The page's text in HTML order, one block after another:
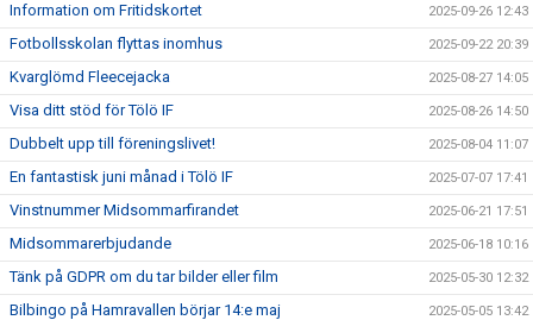
Information om Fritidskortet 2025-09-26 12:43
Fotbollsskolan flyttas inomhus 2025-09-22 20:39
Kvarglömd Fleecejacka 2025-08-27 14:05
Visa ditt stöd för Tölö IF 2025-08-26 14:50
Dubbelt upp till föreningslivet! 2025-08-04 11:07
En fantastisk juni månad i Tölö IF 2025-07-07 17:41
Vinstnummer Midsommarfirandet 2025-06-21 17:51
Midsommarerbjudande 2025-06-18 10:16
Tänk på GDPR om du tar bilder eller film 2025-05-30 12:32
Bilbingo på Hamravallen börjar 14:e maj 2025-05-05 13:42